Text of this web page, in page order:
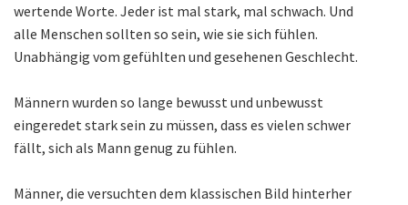
wertende Worte. Jeder ist mal stark, mal schwach. Und
alle Menschen sollten so sein, wie sie sich fühlen.
Unabhängig vom gefühlten und gesehenen Geschlecht.
Männern wurden so lange bewusst und unbewusst
eingeredet stark sein zu müssen, dass es vielen schwer
fällt, sich als Mann genug zu fühlen.
Männer, die versuchten dem klassischen Bild hinterher